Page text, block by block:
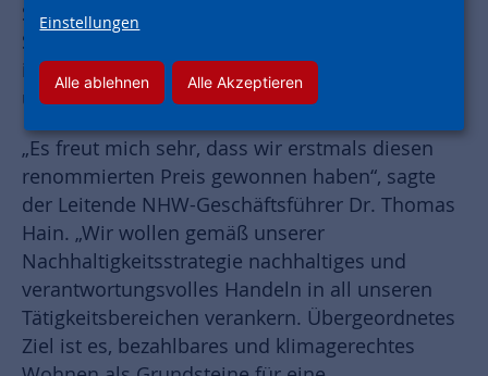
Staatssekretär Björn Böhning per Video-Live-
Stream verkündet. Die NHW hat vor allem durch
ihr ganzheitliches Nachhaltigkeits-Engagement
überzeugt.
„Es freut mich sehr, dass wir erstmals diesen
renommierten Preis gewonnen haben“, sagte
der Leitende NHW-Geschäftsführer Dr. Thomas
Hain. „Wir wollen gemäß unserer
Nachhaltigkeitsstrategie nachhaltiges und
verantwortungsvolles Handeln in all unseren
Tätigkeitsbereichen verankern. Übergeordnetes
Ziel ist es, bezahlbares und klimagerechtes
Einstellungen
Alle ablehnen Alle Akzeptieren